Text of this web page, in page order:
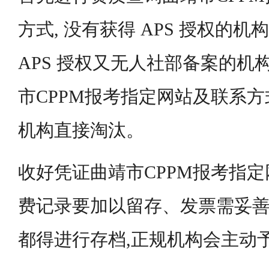
方式, 没有获得 APS 授权的机
APS 授权又无人社部备案的机
市CPPM报考指定网站及联系
机构直接淘汰。
收好凭证曲靖市CPPM报考指
费记录要加以留存、发票需妥
都得进行存档,正规机构会主动